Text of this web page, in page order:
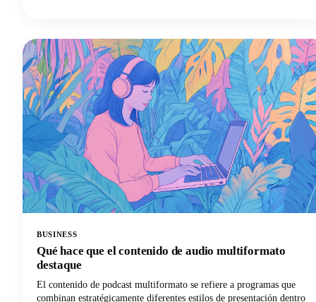
BUSINESS
Qué hace que el contenido de audio multiformato
destaque
El contenido de podcast multiformato se refiere a programas que
combinan estratégicamente diferentes estilos de presentación dentro